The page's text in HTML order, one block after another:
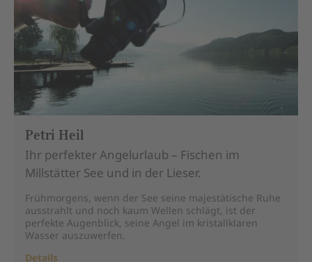
Petri Heil
Ihr perfekter Angelurlaub – Fischen im
Millstätter See und in der Lieser.
Frühmorgens, wenn der See seine majestätische Ruhe
ausstrahlt und noch kaum Wellen schlägt, ist der
perfekte Augenblick, seine Angel im kristallklaren
Wasser auszuwerfen.
Details